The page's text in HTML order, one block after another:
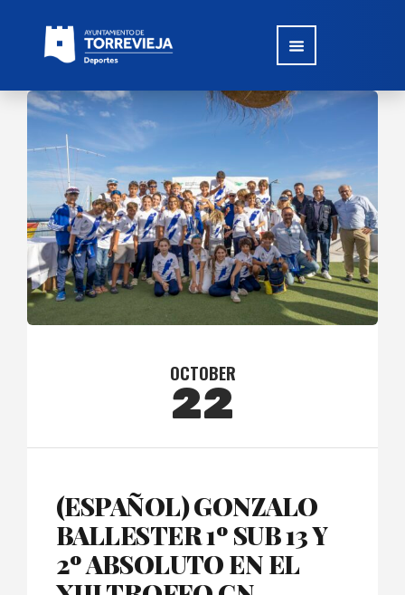
OCTOBER
22
(ESPAÑOL) GONZALO
BALLESTER 1º SUB 13 Y
2º ABSOLUTO EN EL